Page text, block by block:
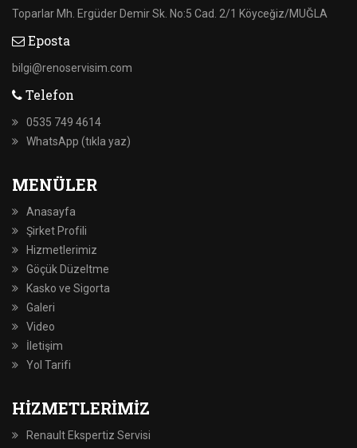
Toparlar Mh. Ergüder Demir Sk. No:5 Cad. 2/1 Köyceğiz/MUĞLA
Eposta
bilgi@renoservisim.com
Telefon
0535 749 4614
WhatsApp (tıkla yaz)
MENÜLER
Anasayfa
Şirket Profili
Hizmetlerimiz
Göçük Düzeltme
Kasko ve Sigorta
Galeri
Video
İletişim
Yol Tarifi
HIZMETLERIMIZ
Renault Ekspertiz Servisi